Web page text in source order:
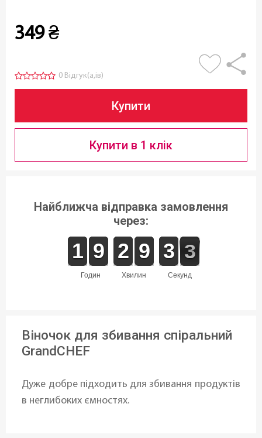
349 ₴
0 Відгук(а,ів)
Купити
Купити в 1 клік
Найближча відправка замовлення
через:
годин
1
1
1
1 8
8
9
9
хвилин
1
1
2
2 8
8
9
9
секунд
2
2
3
3 3
2
2
Віночок для збивання спіральний
GrandCHEF
Дуже добре підходить для збивання продуктів
в неглибоких ємностях.